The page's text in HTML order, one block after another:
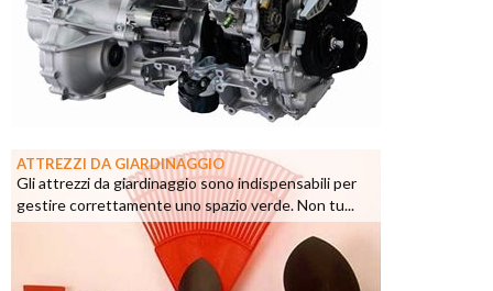
ATTREZZI DA GIARDINAGGIO
Gli attrezzi da giardinaggio sono indispensabili per
gestire correttamente uno spazio verde. Non tu...